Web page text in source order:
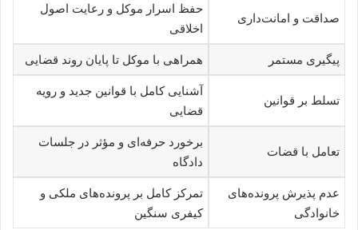
صداقت و امانت‌داری
حفظ اسرار موکل و رعایت اصول
اخلاقی
پیگیری مستمر همراهی با موکل تا پایان روند قضایی
تسلط بر قوانین
آشنایی کامل با قوانین جدید و رویه
قضایی
تعامل با قضات
برخورد حرفه‌ای و مؤثر در جلسات
دادگاه
عدم پذیرش پرونده‌های
خانوادگی
تمرکز کامل بر پرونده‌های ملکی و
کیفری سنگین